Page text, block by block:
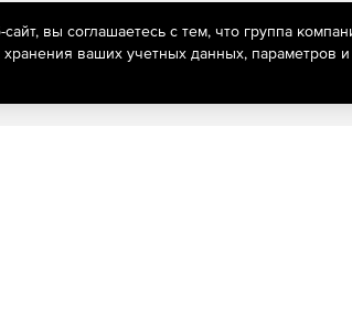
технологии
(информационные
пользователей сети «Интернет»,
вы соглашаетесь с тем, что группа
ваших учетных данных, параметров